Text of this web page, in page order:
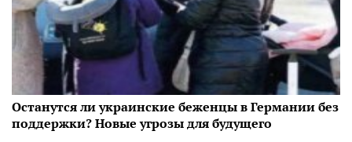
Останутся ли украинские беженцы в Германии без
поддержки? Новые угрозы для будущего